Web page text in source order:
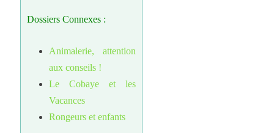
Dossiers Connexes :
Animalerie, attention
aux conseils !
Le Cobaye et les
Vacances
Rongeurs et enfants